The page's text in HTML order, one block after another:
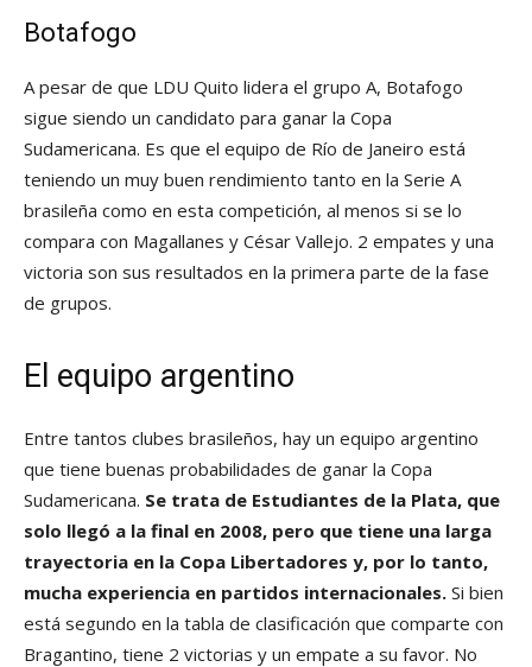
Botafogo
A pesar de que LDU Quito lidera el grupo A, Botafogo
sigue siendo un candidato para ganar la Copa
Sudamericana. Es que el equipo de Río de Janeiro está
teniendo un muy buen rendimiento tanto en la Serie A
brasileña como en esta competición, al menos si se lo
compara con Magallanes y César Vallejo. 2 empates y una
victoria son sus resultados en la primera parte de la fase
de grupos.
El equipo argentino
Entre tantos clubes brasileños, hay un equipo argentino
que tiene buenas probabilidades de ganar la Copa
Sudamericana. Se trata de Estudiantes de la Plata, que
solo llegó a la final en 2008, pero que tiene una larga
trayectoria en la Copa Libertadores y, por lo tanto,
mucha experiencia en partidos internacionales. Si bien
está segundo en la tabla de clasificación que comparte con
Bragantino, tiene 2 victorias y un empate a su favor. No